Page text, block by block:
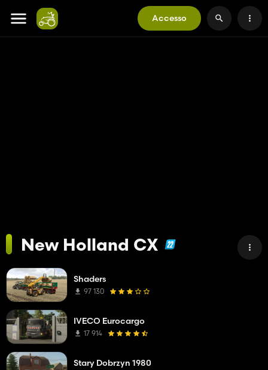
Accesso
New Holland CX
Shaders
97 130
IVECO Eurocargo
17 914
Stary Dobrzyn 1980